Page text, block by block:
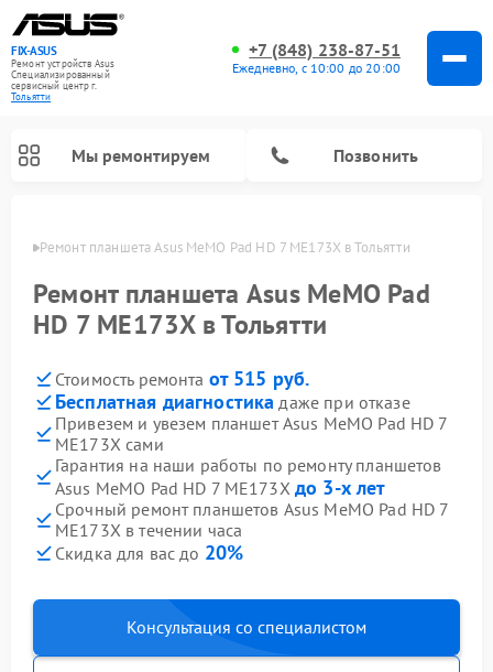
FIX-ASUS
Ремонт устройств Asus
Специализированный
cервисный центр г.
Тольятти
+7 (848) 238-87-51
Ежедневно, с 10:00 до 20:00
Мы ремонтируем Позвонить
Ремонт планшета Asus MeMO Pad HD 7 ME173X в Тольятти
Ремонт планшета Asus MeMO Pad
HD 7 ME173X в Тольятти
Стоимость ремонта от 515 руб.
Бесплатная диагностика даже при отказе
Привезем и увезем планшет Asus MeMO Pad HD 7
ME173X сами
Гарантия на наши работы по ремонту планшетов
Asus MeMO Pad HD 7 ME173X до 3-х лет
Срочный ремонт планшетов Asus MeMO Pad HD 7
ME173X в течении часа
Скидка для вас до 20%
Консультация со специалистом